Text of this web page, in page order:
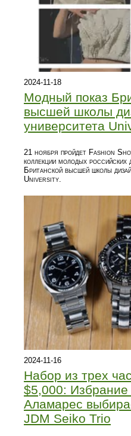
2024-11-18
Модный показ
высшей школы
университета
21 ноября пройдет Fashion
коллекции молодых российских
Британской высшей школы
University.
2024-11-16
Набор из трех
$5,000:
Аламарес
JDM Seiko Trio